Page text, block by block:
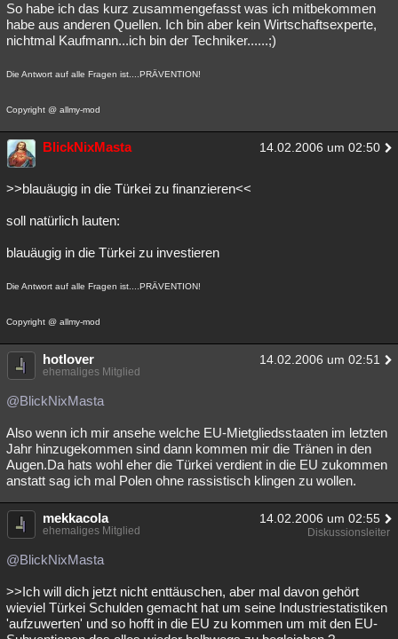
So habe ich das kurz zusammengefasst was ich mitbekommen
habe aus anderen Quellen. Ich bin aber kein Wirtschaftsexperte,
nichtmal Kaufmann...ich bin der Techniker......;)
Die Antwort auf alle Fragen ist....PRÄVENTION!
Copyright @ allmy-mod
BlickNixMasta 14.02.2006 um 02:50
>>blauäugig in die Türkei zu finanzieren<<
soll natürlich lauten:
blauäugig in die Türkei zu investieren
Die Antwort auf alle Fragen ist....PRÄVENTION!
Copyright @ allmy-mod
hotlover 14.02.2006 um 02:51
ehemaliges Mitglied
@BlickNixMasta
Also wenn ich mir ansehe welche EU-Mietgliedsstaaten im letzten
Jahr hinzugekommen sind dann kommen mir die Tränen in den
Augen.Da hats wohl eher die Türkei verdient in die EU zukommen
anstatt sag ich mal Polen ohne rassistisch klingen zu wollen.
mekkacola 14.02.2006 um 02:55
ehemaliges Mitglied Diskussionsleiter
@BlickNixMasta
>>Ich will dich jetzt nicht enttäuschen, aber mal davon gehört
wieviel Türkei Schulden gemacht hat um seine Industriestatistiken
'aufzuwerten' und so hofft in die EU zu kommen um mit den EU-